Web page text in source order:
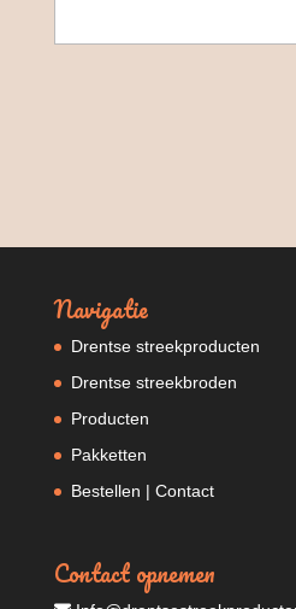
Navigatie
Drentse streekproducten
Drentse streekbroden
Producten
Pakketten
Bestellen | Contact
Contact opnemen